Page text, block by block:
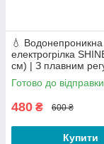
💧 Водонепроникна
електрогрілка
см) | З плавним
температури (60 Вт)
Готово до відправки
480 ₴ 600 ₴
Купити